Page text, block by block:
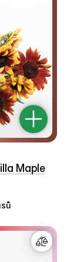
Maple